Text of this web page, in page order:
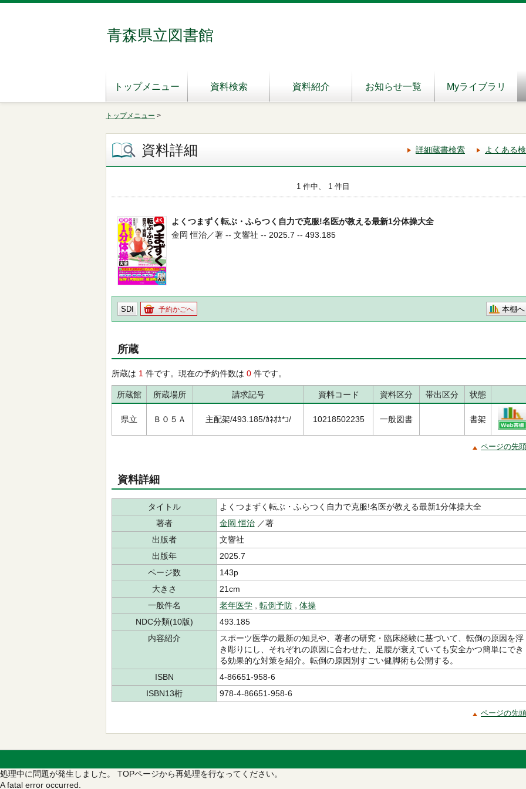
青森県立図書館
トップメニュー 資料検索 資料紹介 お知らせ一覧 Myライブラリ
トップメニュー >
資料詳細 詳細蔵書検索 よくある
1 件中、 1 件目
よくつまずく転ぶ・ふらつく自力で克服!名医が教える最新1分体操大全
金岡 恒治／著 -- 文響社 -- 2025.7 -- 493.185
SDI 予約かごへ 本棚へ
所蔵
所蔵は 1 件です。現在の予約件数は 0 件です。
所蔵館 所蔵場所 請求記号 資料コード 資料区分 帯出区分 状態
県立 Ｂ０５Ａ 主配架/493.185/ｶﾈｵｶ*ｺ/ 10218502235 一般図書 書架
ページの先
資料詳細
タイトル
よくつまずく転ぶ・ふらつく自力で克服!名医が教える最新1分体操大全
著者
金岡 恒治 ／著
出版者
文響社
出版年
2025.7
ページ数
143p
大きさ
21cm
一般件名
老年医学 転倒予防
体操
NDC分類(10版)
493.185
内容紹介
スポーツ医学の最新の知見や、著者の研究・臨床経験に基づいて、転倒の原因を浮
き彫りにし、それぞれの原因に合わせた、足腰が衰えていても安全かつ簡単にでき
る効果的な対策を紹介。転倒の原因別すごい健脚術も公開する。
ISBN
4-86651-958-6
ISBN13桁
978-4-86651-958-6
ページの先
処理中に問題が発生しました。 TOPページから再処理を行なってください。
A fatal error occurred.